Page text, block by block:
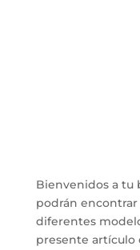
Bienvenidos a tu
podrán
diferentes
presente artículo